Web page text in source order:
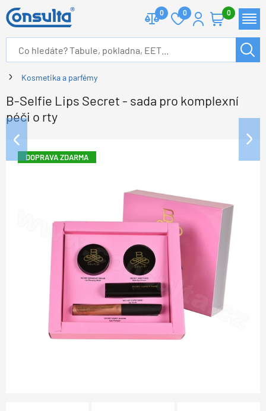
0 0 0
Kosmetika a parfémy
B-Selfie Lips Secret - sada pro komplexní
péči o rty
DOPRAVA ZDARMA